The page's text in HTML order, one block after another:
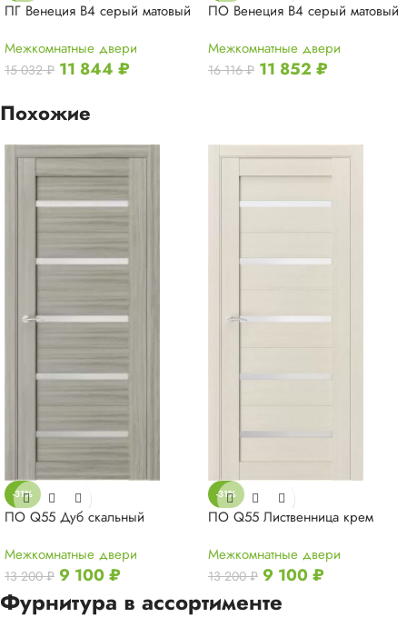
ПГ Венеция В4 серый матовый
Межкомнатные двери
15 032₽ 11 844 ₽
ПО Венеция В4 серый матовый
Межкомнатные двери
16 116₽ 11 852 ₽
Похожие
-31%
ПО Q55 Дуб скальный
Межкомнатные двери
13 200₽ 9 100₽
-31%
ПО Q55 Лиственница крем
Межкомнатные двери
13 200₽ 9 100₽
Фурнитура в ассортименте